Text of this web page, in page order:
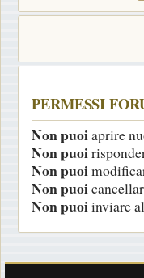
PERMESSI
Non puoiaprire
Non puoi
Non puoi
Non puoi
Non puoiinviare